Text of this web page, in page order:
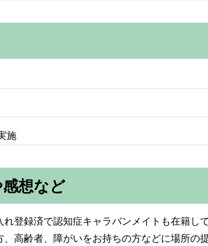
施
想など
登録済で認知症キャラバンメイトも在籍し
高齢者、障がいをお持ちの方などに場所の